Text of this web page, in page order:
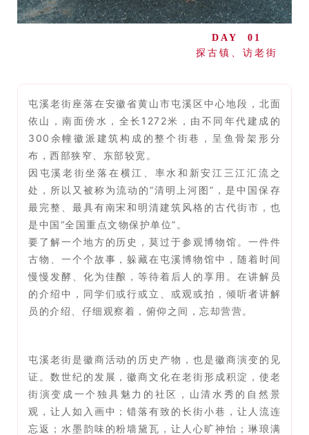
DAY 01
探古镇、访老街
屯溪老街座落在安徽省黄山市屯溪区中心地段，北面
依山，南面傍水，全长1272米，由不同年代建成的
300余幢徽派建筑构成的整个街巷，呈鱼骨架形分
布，西部狭窄、东部较宽。
因屯溪老街坐落在横江、率水和新安江三江汇流之
处，所以又被称为流动的“清明上河图”，是中国保存
最完整、最具有南宋和明清建筑风格的古代街市，也
是中国“全国重点文物保护单位”。
要了解一个地方的历史，莫过于参观博物馆。一件件
古物、一个个故事，躲藏在屯溪博物馆中，随着时间
慢慢发酵、化为佳酿，等待着后人的享用。在讲解员
的介绍中，同学们或行或立、或观或拍，倾听者讲解
员的介绍、仔细观察着，俯仰之间，忘却营营。
屯溪老街是徽商活动的历史产物，也是徽商演变的见
证。数世纪的发展，徽商文化在老街形成积淀，使老
街演变成一个独具魅力的社区，山清水秀的自然景
观，让人如入画中；错落有致的长街小巷，让人流连
忘返；水墨韵味的粉墙黛瓦，让人心旷神怡；琳琅满